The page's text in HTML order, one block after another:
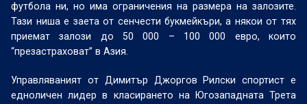
футбола ни, но има ограничения на размера на залозите.
Тази ниша е заета от сенчести букмейкъри, а някои от тях
приемат залози до 50 000 – 100 000 евро, които
“презастраховат” в Азия.
Управляваният от Димитър Джоргов Рилски спортист е
едноличен лидер в класирането на Югозападната Трета